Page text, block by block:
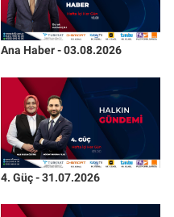
Ana Haber - 03.08.2026
4. Güç - 31.07.2026